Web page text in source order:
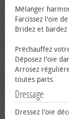
Mélanger
Farcissez l'oie
Bridez et bardez
Préchauffez
Déposez l'oie
Arrosez
toutes parts.
Dressage
Dressez l'oie